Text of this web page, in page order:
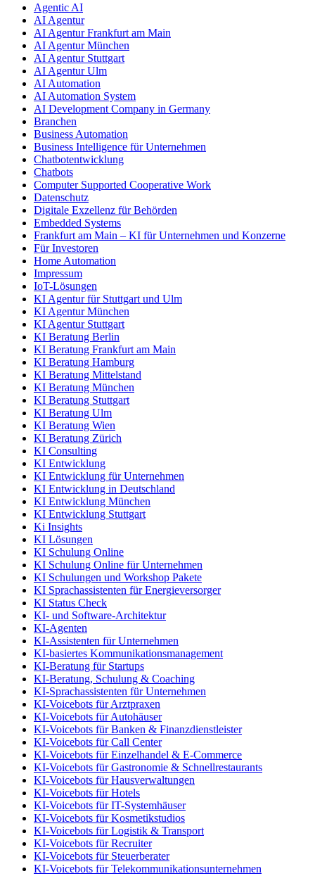
Agentic AI
AI Agentur
AI Agentur Frankfurt am Main
AI Agentur München
AI Agentur Stuttgart
AI Agentur Ulm
AI Automation
AI Automation System
AI Development Company in Germany
Branchen
Business Automation
Business Intelligence für Unternehmen
Chatbotentwicklung
Chatbots
Computer Supported Cooperative Work
Datenschutz
Digitale Exzellenz für Behörden
Embedded Systems
Frankfurt am Main – KI für Unternehmen und Konzerne
Für Investoren
Home Automation
Impressum
IoT-Lösungen
KI Agentur für Stuttgart und Ulm
KI Agentur München
KI Agentur Stuttgart
KI Beratung Berlin
KI Beratung Frankfurt am Main
KI Beratung Hamburg
KI Beratung Mittelstand
KI Beratung München
KI Beratung Stuttgart
KI Beratung Ulm
KI Beratung Wien
KI Beratung Zürich
KI Consulting
KI Entwicklung
KI Entwicklung für Unternehmen
KI Entwicklung in Deutschland
KI Entwicklung München
KI Entwicklung Stuttgart
Ki Insights
KI Lösungen
KI Schulung Online
KI Schulung Online für Unternehmen
KI Schulungen und Workshop Pakete
KI Sprachassistenten für Energieversorger
KI Status Check
KI- und Software-Architektur
KI-Agenten
KI-Assistenten für Unternehmen
KI-basiertes Kommunikationsmanagement
KI-Beratung für Startups
KI-Beratung, Schulung & Coaching
KI-Sprachassistenten für Unternehmen
KI-Voicebots für Arztpraxen
KI-Voicebots für Autohäuser
KI-Voicebots für Banken & Finanzdienstleister
KI-Voicebots für Call Center
KI-Voicebots für Einzelhandel & E-Commerce
KI-Voicebots für Gastronomie & Schnellrestaurants
KI-Voicebots für Hausverwaltungen
KI-Voicebots für Hotels
KI-Voicebots für IT-Systemhäuser
KI-Voicebots für Kosmetikstudios
KI-Voicebots für Logistik & Transport
KI-Voicebots für Recruiter
KI-Voicebots für Steuerberater
KI-Voicebots für Telekommunikationsunternehmen